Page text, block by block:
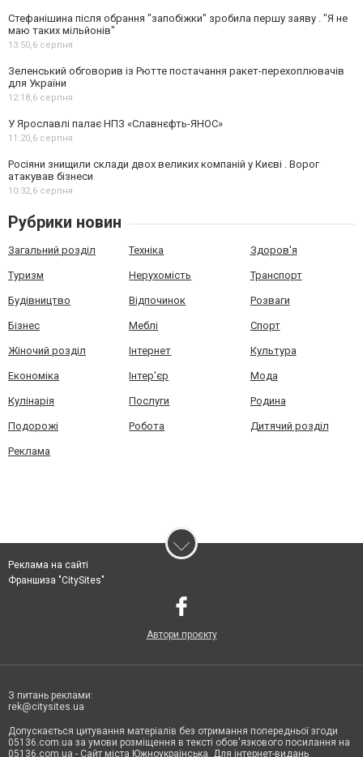
Стефанішина після обрання "запобіжки" зробила першу заяву . "Я не
маю таких мільйонів"
13:50,6 серпня
Зеленський обговорив із Рютте постачання ракет-перехоплювачів
для України
12:18,6 серпня
У Ярославлі палає НПЗ «Славнєфть-ЯНОС»
11:20,6 серпня
Росіяни знищили склади двох великих компаній у Києві . Ворог
атакував бізнеси
10:32,6 серпня
Рубрики новин
Загальний розділ Техніка Здоров'я
Туризм Нерухомість Транспорт
Будівництво Відпочинок Розваги
Бізнес Меблі Спорт
Жіночий розділ Інтернет Культура
Економіка Інтер'єр Мода
Кулінарія Послуги Родина
Подорожі Робота Дитячий розділ
Реклама
Реклама на сайті
Франшиза "CitySites"
Автори проєкту
З питань реклами:
rek@citysites.ua
Допускається цитування матеріалів без отримання попередньої згоди
05136.com.ua за умови розміщення в тексті обов'язкового посилання на
05136.com.ua - Сайт міста Южноукраїнська. Для інтернет-видань